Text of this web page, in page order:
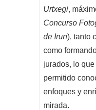
Urtxegi,
Concurso
de Irun), tanto
como
jurados, lo
permitido
enfoques y
mirada.